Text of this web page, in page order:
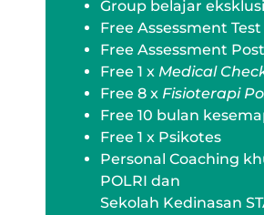
Group belajar
Free Assessment
Free Assessment
Free 1 x Medical
Free 8 x Fisioterapi
Free 10 bulan
Free 1 x Psikotes
Personal Coaching
POLRI dan
Sekolah Kedinasan